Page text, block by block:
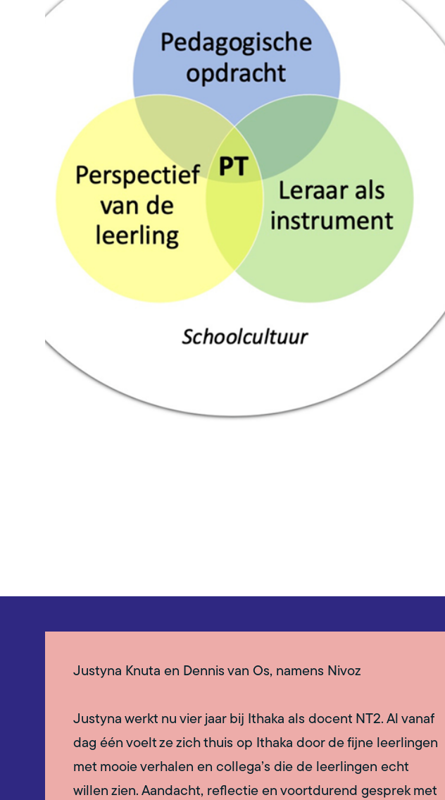
Justyna Knuta en Dennis van Os, namens Nivoz
Justyna werkt nu vier jaar bij Ithaka als docent NT2. Al vanaf
dag één voelt ze zich thuis op Ithaka door de fijne leerlingen
met mooie verhalen en collega’s die de leerlingen echt
willen zien. Aandacht, reflectie en voortdurend gesprek met